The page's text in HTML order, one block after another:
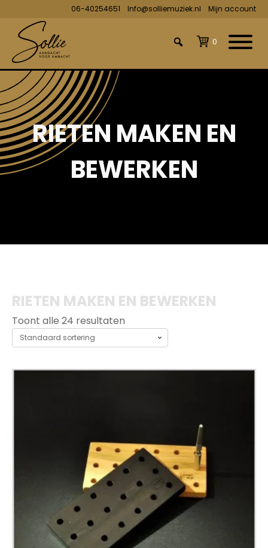
06-40254651 Info@solliemuziek.nl Mijn account
0
RIETEN MAKEN EN
BEWERKEN
RIETEN MAKEN EN BEWERKEN
Toont alle 24 resultaten